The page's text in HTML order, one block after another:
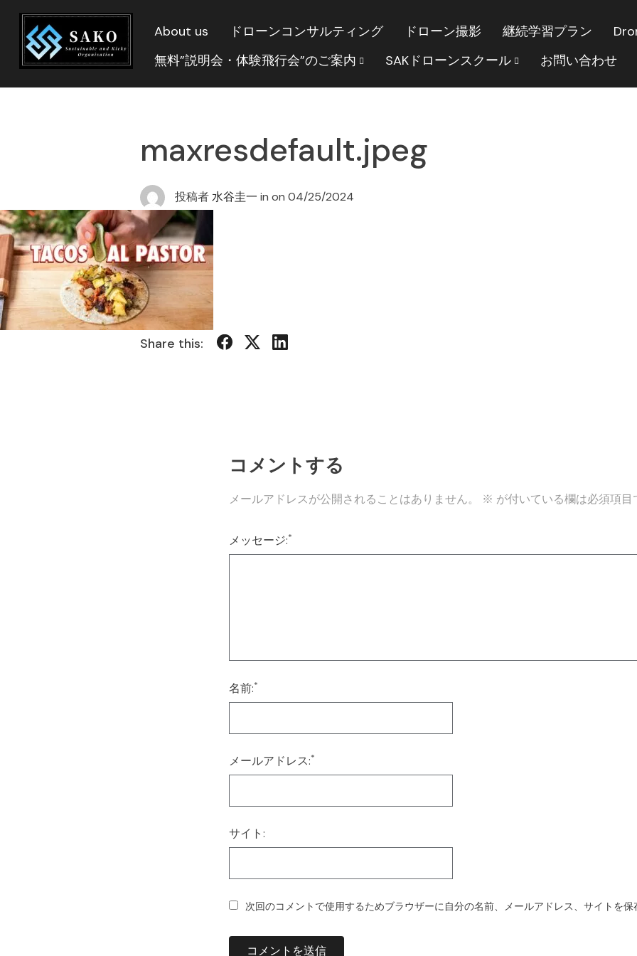
About us ドローンコンサルティング ドローン撮影 継続学習プラン
無料”説明会・体験飛行会”のご案内
SAKドローンスクール お問い合わせ
maxresdefault.jpeg
投稿者水谷圭一 in on 04/25/2024
Share this:
コメントする
メールアドレスが公開されることはありません。 ※ が付いている欄は必須項目
メッセージ:*
名前:*
メールアドレス:*
サイト:
次回のコメントで使用するためブラウザーに自分の名前、メールアドレス、サイトを保